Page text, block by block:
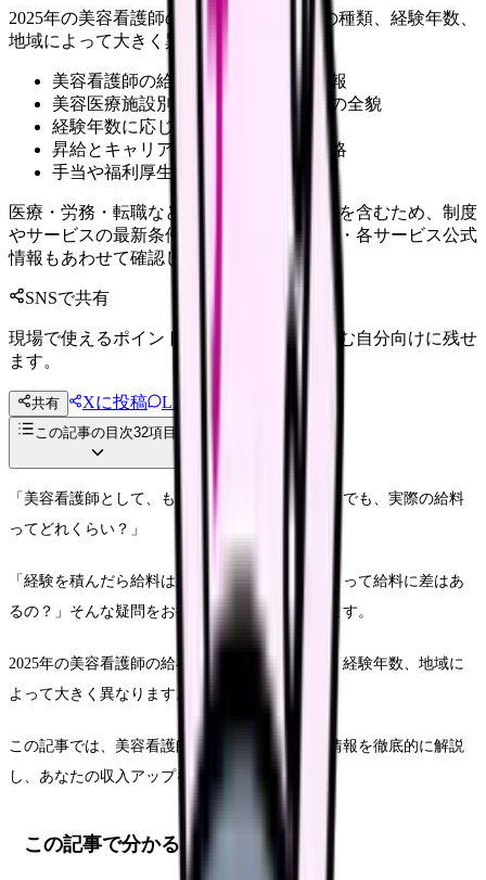
2025年の美容看護師の給与事情は、施設の種類、経験年数、
地域によって大きく異なります。
美容看護師の給与に関する重要な情報
美容医療施設別の具体的な給与水準の全貌
経験年数に応じた収入変化の詳細
昇給とキャリアアップの実践的な戦略
手当や福利厚生の最新実態
医療・労務・転職など判断に影響する内容を含むため、制度
やサービスの最新条件は公的機関・勤務先・各サービス公式
情報もあわせて確認してください。
SNSで共有
現場で使えるポイントを、同僚やあとで読む自分向けに残せ
ます。
共有 Xに投稿 LINE
投稿文コピー
この記事の目次32項目
「美容看護師として、もっと収入を増やしたい。でも、実際の給料
ってどれくらい？」
「経験を積んだら給料は上がるの？」「施設によって給料に差はあ
るの？」そんな疑問をお持ちの方も多いと思います。
2025年の美容看護師の給与事情は、施設の種類、経験年数、地域に
よって大きく異なります。
この記事では、美容看護師の給与に関する最新情報を徹底的に解説
し、あなたの収入アップをサポートします。
この記事で分かること